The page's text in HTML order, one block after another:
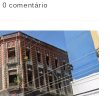
0 comentário